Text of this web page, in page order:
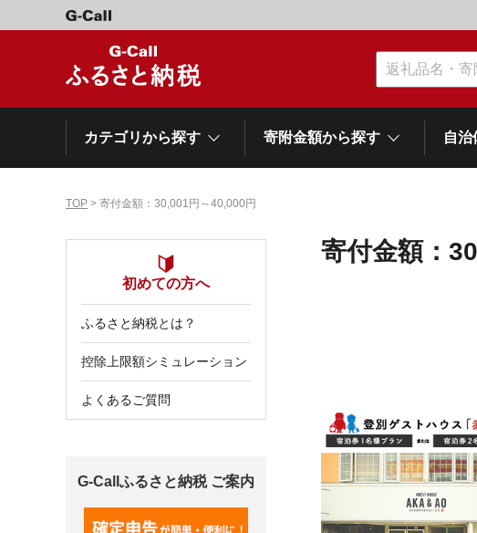
カテゴリから探す
肉類（牛）
ドリンク
スポー
時計
定期便
寄附金額から探す
～\10,000
\500,001～1,000,000
自治
山形県 南陽市 三川町
TOP > 寄付金額：30,001円～40,000円
寄付金額：
初めての方へ
ふるさと納税とは？
控除上限額シミュレーション
よくあるご質問
G-Callふるさと納税 ご案内